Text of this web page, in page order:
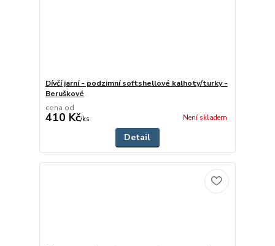
Dívčí jarní - podzimní softshellové kalhoty/turky -
Beruškové
cena od
410 Kč/ks Není skladem
Detail